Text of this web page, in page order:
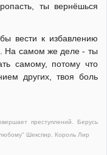
ты вернёшься
вести к избавлению
На самом же деле - ты
самому, потому что
других, твоя боль
преступлений. Берусь
любому" Шекспир. Король Лир